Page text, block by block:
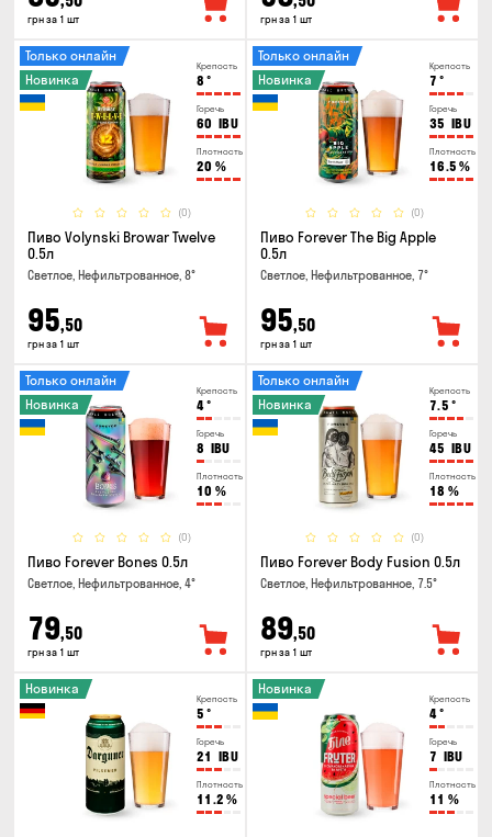
грн за 1 шт грн за 1 шт
Крепость
8 °
Горечь
60 IBU
Плотность
20 %
(0)
Только онлайн
Новинка
Пиво Volynski Browar Twelve
0.5л
Светлое, Нефильтрованное, 8°
95,50
грн за 1 шт
Крепость
7 °
Горечь
35 IBU
Плотность
16.5 %
(0)
Только онлайн
Новинка
Пиво Forever The Big Apple
0.5л
Светлое, Нефильтрованное, 7°
95,50
грн за 1 шт
Крепость
4°
Горечь
8 IBU
Плотность
10 %
(0)
Только онлайн
Новинка
Пиво Forever Bones 0.5л
Светлое, Нефильтрованное, 4°
79,50
грн за 1 шт
Крепость
7.5 °
Горечь
45 IBU
Плотность
18 %
(0)
Только онлайн
Новинка
Пиво Forever Body Fusion 0.5л
Светлое, Нефильтрованное, 7.5°
89,50
грн за 1 шт
Крепость
5 °
Горечь
21 IBU
Плотность
11.2 %
Новинка
Крепость
4°
Горечь
7 IBU
Плотность
11 %
Новинка